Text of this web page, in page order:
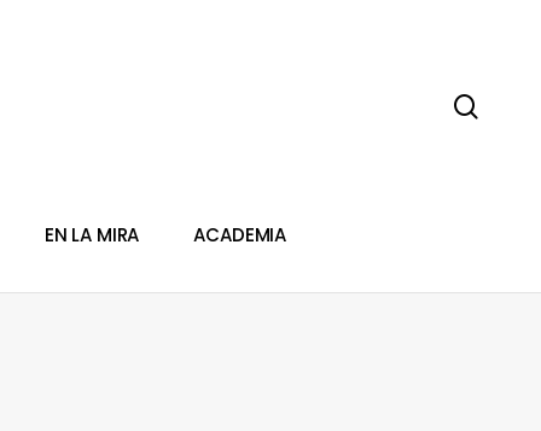
EN LA MIRA ACADEMIA